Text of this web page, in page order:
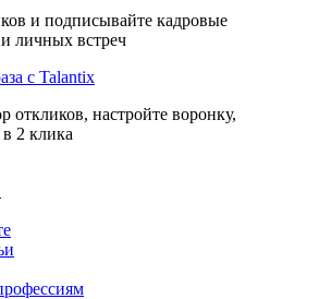
и подписывайте кадровые
личных встреч
с Talantix
откликов, настройте воронку,
2 клика